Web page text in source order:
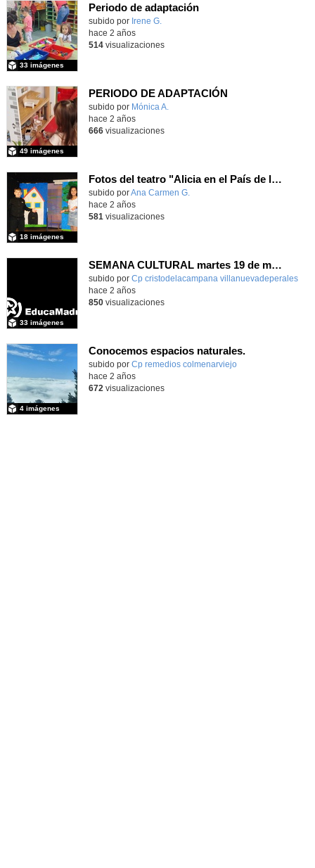
Periodo de adaptación
subido por Irene G.
33 imágenes
hace 2 años
514visualizaciones
PERIODO DE ADAPTACIÓN
subido por Mónica A.
49 imágenes
hace 2 años
666visualizaciones
Fotos del teatro "Alicia en el País de las maravillas" 4ºC
subido porAna Carmen G.
18 imágenes
hace 2 años
581 visualizaciones
SEMANA CULTURAL martes 19 de marzo
subido por Cp cristodelacampana villanuevadeperales
33 imágenes
-
hace 2 años
850visualizaciones
Conocemos espacios naturales.
Contenido educativo.
subido por Cp remedios colmenarviejo
4 imágenes
-
hace 2 años
672 visualizaciones